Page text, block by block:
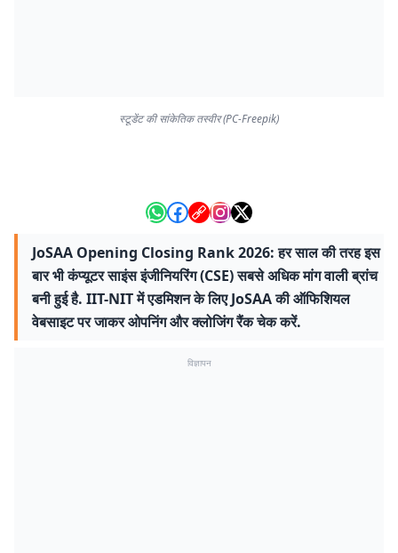
स्टूडेंट की सांकेतिक तस्वीर (PC-Freepik)
JoSAA Opening Closing Rank 2026: हर साल की तरह इस
बार भी कंप्यूटर साइंस इंजीनियरिंग (CSE) सबसे अधिक मांग वाली ब्रांच
बनी हुई है. IIT-NIT में एडमिशन के लिए JoSAA की ऑफिशियल
वेबसाइट पर जाकर ओपनिंग और क्लोजिंग रैंक चेक करें.
विज्ञापन